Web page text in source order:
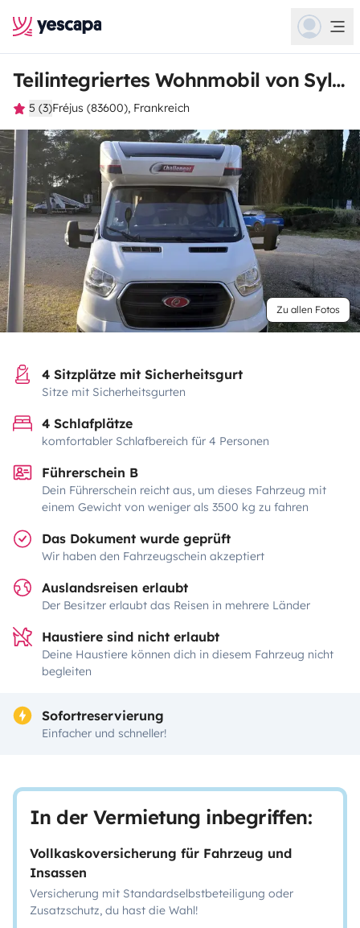
Teilintegriertes Wohnmobil von Sylvain
5 (3)Fréjus (83600), Frankreich
Zu allen Fotos
4 Sitzplätze mit Sicherheitsgurt
Sitze mit Sicherheitsgurten
4 Schlafplätze
komfortabler Schlafbereich für 4 Personen
Führerschein B
Dein Führerschein reicht aus, um dieses Fahrzeug mit
einem Gewicht von weniger als 3500 kg zu fahren
Das Dokument wurde geprüft
Wir haben den Fahrzeugschein akzeptiert
Auslandsreisen erlaubt
Der Besitzer erlaubt das Reisen in mehrere Länder
Haustiere sind nicht erlaubt
Deine Haustiere können dich in diesem Fahrzeug nicht
begleiten
Sofortreservierung
Einfacher und schneller!
In der Vermietung inbegriffen:
Vollkaskoversicherung für Fahrzeug und
Insassen
Versicherung mit Standardselbstbeteiligung oder
Zusatzschutz, du hast die Wahl!